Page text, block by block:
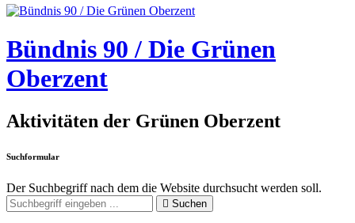
Bündnis 90 / Die Grünen
Oberzent
Aktivitäten der Grünen Oberzent
Suchformular
Der Suchbegriff nach dem die Website durchsucht werden soll.
Suchen